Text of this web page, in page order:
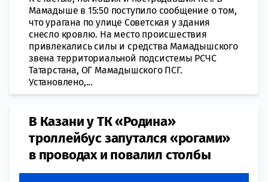
Мамадыше в 15:50 поступило сообщение о том,
что урагана по улице Советская у здания
снесло кровлю. На место происшествия
привлекались силы и средства Мамадышского
звена территориальной подсистемы РСЧС
Татарстана, ОГ Мамадышского ПСГ.
Установлено,...
В Казани у ТК «Родина»
троллейбус запутался «рогами»
в проводах и повалил столбы